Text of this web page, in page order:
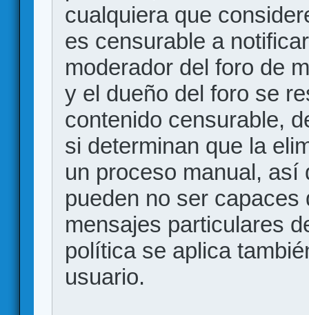
cualquiera que
es censurable a
moderador del foro de
y el dueño del foro se
contenido censurable,
si determinan que la
un proceso manual, así
pueden no ser
mensajes particulares
política se aplica
usuario.